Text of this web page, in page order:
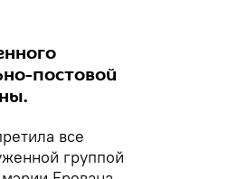
постовой
все
группой